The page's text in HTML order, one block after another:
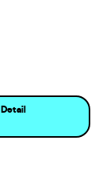
Detail